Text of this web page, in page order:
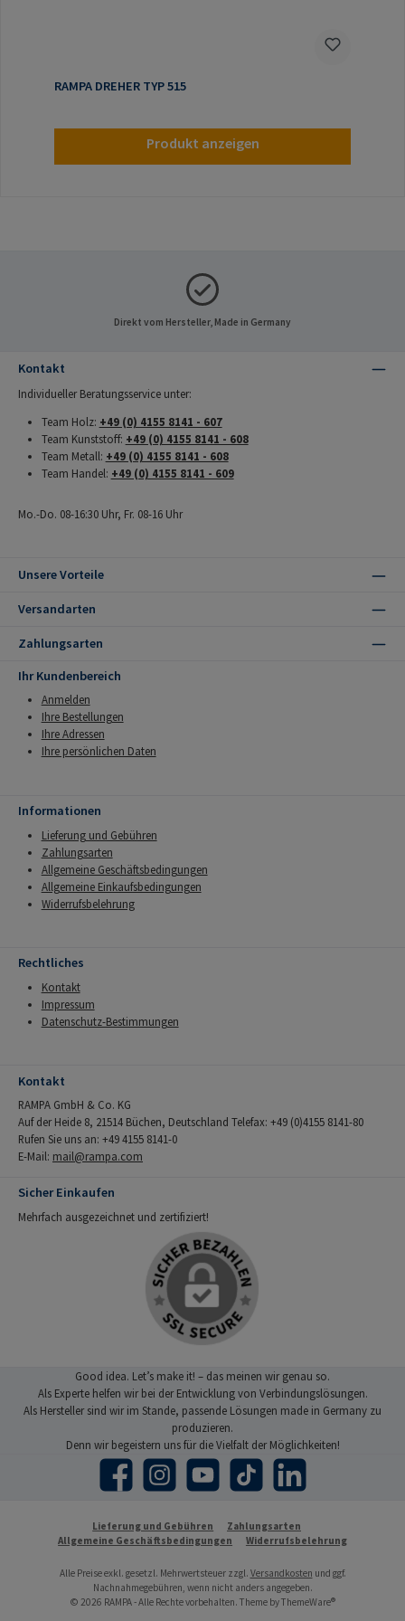
RAMPA DREHER TYP 515
Produkt anzeigen
Direkt vom Hersteller, Made in Germany
Kontakt
Individueller Beratungsservice unter:
Team Holz: +49 (0) 4155 8141 - 607
Team Kunststoff: +49 (0) 4155 8141 - 608
Team Metall: +49 (0) 4155 8141 - 608
Team Handel: +49 (0) 4155 8141 - 609
Mo.-Do. 08-16:30 Uhr, Fr. 08-16 Uhr
Unsere Vorteile
Versandarten
Zahlungsarten
Ihr Kundenbereich
Anmelden
Ihre Bestellungen
Ihre Adressen
Ihre persönlichen Daten
Informationen
Lieferung und Gebühren
Zahlungsarten
Allgemeine Geschäftsbedingungen
Allgemeine Einkaufsbedingungen
Widerrufsbelehrung
Rechtliches
Kontakt
Impressum
Datenschutz-Bestimmungen
Kontakt
RAMPA GmbH & Co. KG
Auf der Heide 8, 21514 Büchen, Deutschland Telefax: +49 (0)4155 8141-80
Rufen Sie uns an: +49 4155 8141-0
E-Mail: mail@rampa.com
Sicher Einkaufen
Mehrfach ausgezeichnet und zertifiziert!
Good idea. Let’s make it! – das meinen wir genau so.
Als Experte helfen wir bei der Entwicklung von Verbindungslösungen.
Als Hersteller sind wir im Stande, passende Lösungen made in Germany zu
produzieren.
Denn wir begeistern uns für die Vielfalt der Möglichkeiten!
Facebook Instagram YouTube TikTok LinkedIn
Lieferung und Gebühren
Zahlungsarten
Allgemeine Geschäftsbedingungen
Widerrufsbelehrung
Alle Preise exkl. gesetzl. Mehrwertsteuer zzgl. Versandkosten und ggf.
Nachnahmegebühren, wenn nicht anders angegeben.
© 2026 RAMPA - Alle Rechte vorbehalten. Theme byThemeWare®